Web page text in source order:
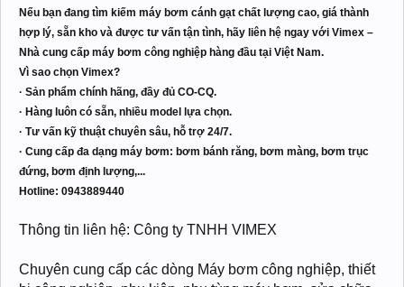
Nếu bạn đang tìm kiếm máy bơm cánh gạt chất lượng cao, giá thành
hợp lý, sẵn kho và được tư vấn tận tình, hãy liên hệ ngay với Vimex –
Nhà cung cấp máy bơm công nghiệp hàng đầu tại Việt Nam.
Vì sao chọn Vimex?
· Sản phẩm chính hãng, đầy đủ CO-CQ.
· Hàng luôn có sẵn, nhiều model lựa chọn.
· Tư vấn kỹ thuật chuyên sâu, hỗ trợ 24/7.
· Cung cấp đa dạng máy bơm: bơm bánh răng, bơm màng, bơm trục
đứng, bơm định lượng,...
Hotline: 0943889440
Thông tin liên hệ: Công ty TNHH VIMEX
Chuyên cung cấp các dòng Máy bơm công nghiệp, thiết